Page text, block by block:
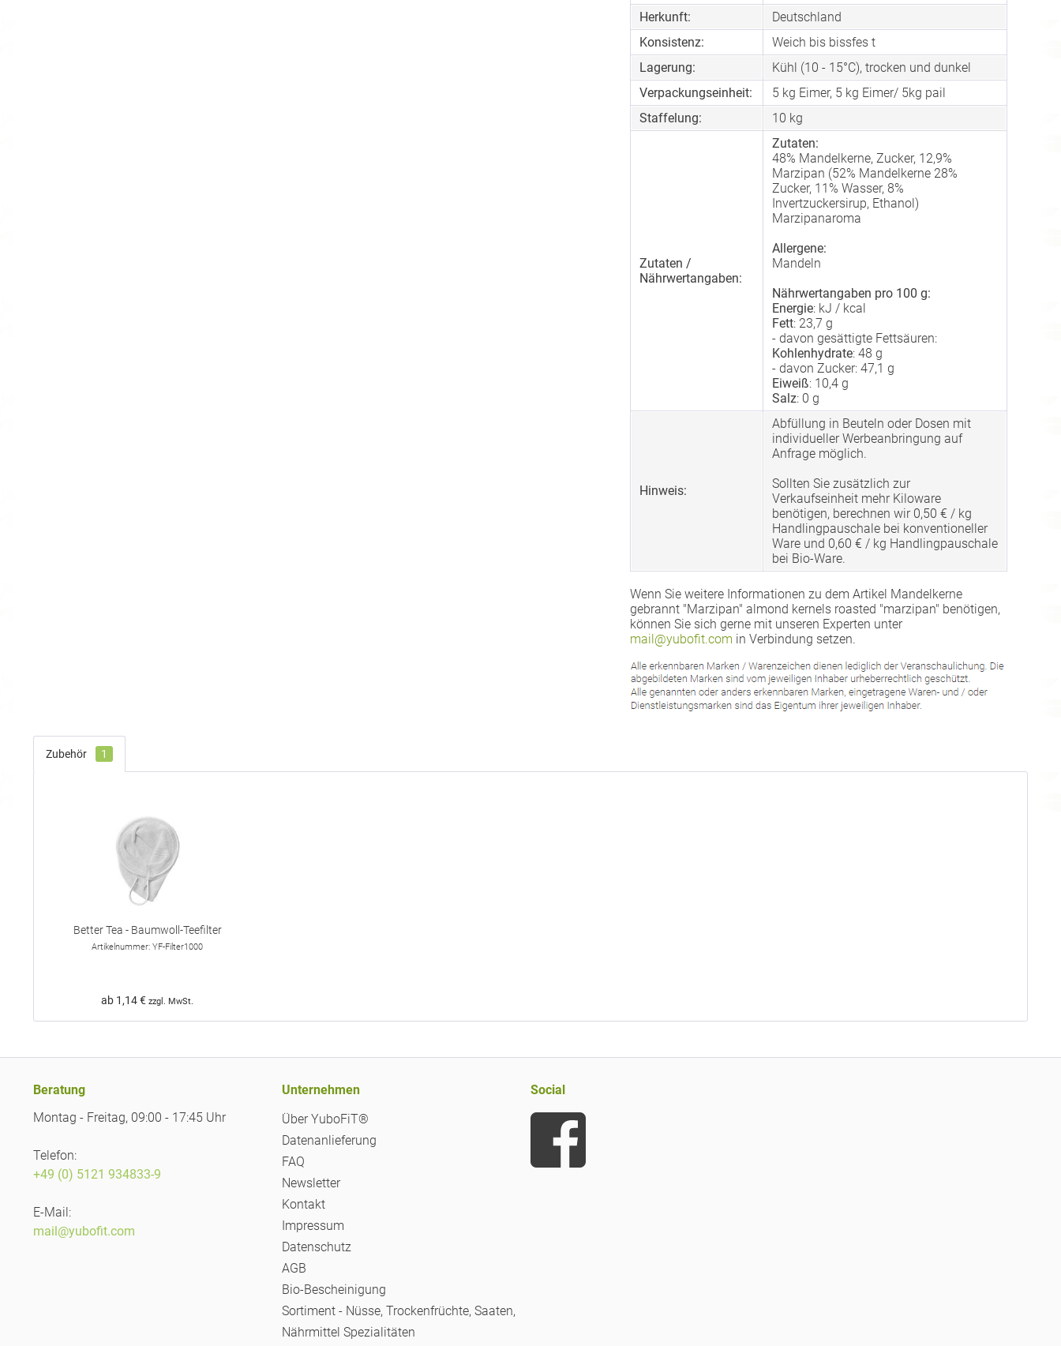
Herkunft:
Deutschland
Konsistenz:
Weich bis bissfes t
Lagerung:
Kühl (10 - 15°C), trocken und dunkel
Verpackungseinheit:
5 kg Eimer, 5 kg Eimer/ 5kg pail
Staffelung:
10 kg
Zutaten /
Nährwertangaben:
Zutaten:
48% Mandelkerne, Zucker, 12,9%
Marzipan (52% Mandelkerne 28%
Zucker, 11% Wasser, 8%
Invertzuckersirup, Ethanol)
Marzipanaroma
Allergene:
Mandeln
Nährwertangaben pro 100 g:
Energie: kJ / kcal
Fett: 23,7 g
- davon gesättigte Fettsäuren:
Kohlenhydrate: 48 g
- davon Zucker: 47,1 g
Eiweiß: 10,4 g
Salz: 0 g
Hinweis:
Abfüllung in Beuteln oder Dosen mit
individueller Werbeanbringung auf
Anfrage möglich.
Sollten Sie zusätzlich zur
Verkaufseinheit mehr Kiloware
benötigen, berechnen wir 0,50 € / kg
Handlingpauschale bei konventioneller
Ware und 0,60 € / kg Handlingpauschale
bei Bio-Ware.
Wenn Sie weitere Informationen zu dem Artikel Mandelkerne
gebrannt "Marzipan" almond kernels roasted "marzipan" benötigen,
können Sie sich gerne mit unseren Experten unter
mail@yubofit.com in Verbindung setzen.
Zubehör 1
Better Tea - Baumwoll-Teefilter
Artikelnummer: YF-Filter1000
ab 1,14 €zzgl. MwSt.
Beratung
Montag - Freitag, 09:00 - 17:45 Uhr
Telefon:
+49 (0) 5121 934833-9
E-Mail:
mail@yubofit.com
Unternehmen
Über YuboFiT®
Datenanlieferung
FAQ
Newsletter
Kontakt
Impressum
Datenschutz
AGB
Bio-Bescheinigung
Sortiment - Nüsse, Trockenfrüchte, Saaten,
Nährmittel Spezialitäten
Social